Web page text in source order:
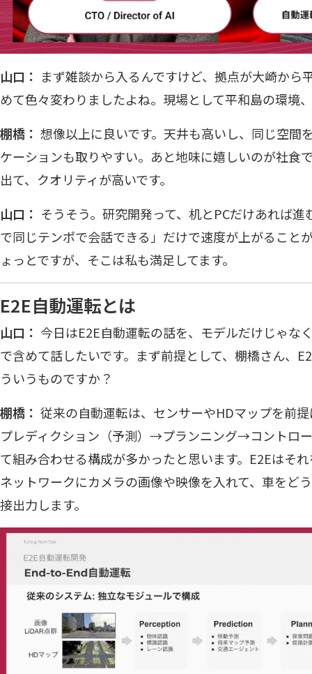
山口： まず雑談から入るんですけど、拠点が大崎から
めて色々変わりましたよね。現場として平和島の環境
棚橋： 想像以上に良いです。天井も高いし、同じ空間
ケーションも取りやすい。あと地味に嬉しいのが社食
出て、クオリティが高いです。
山口： そうそう。研究開発って、机とPCだけあれば
で同じテンポで会話できる」だけで速度が上がること
ょっとですが、そこは私も満足してます。
E2E自動運転とは
山口： 今日はE2E自動運転の話を、モデルだけじゃな
で含めて話したいです。まず前提として、棚橋さん、
ういうものですか？
棚橋： 従来の自動運転は、センサーやHDマップを前
プレディクション（予測）→プランニング→コントロ
て組み合わせる構成が多かったと思います。E2Eはそ
ネットワークにカメラの画像や映像を入れて、車をど
接出力します。